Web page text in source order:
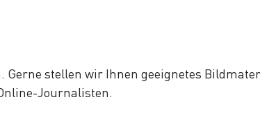
Gerne stellen wir Ihnen geeignetes
Journalisten.